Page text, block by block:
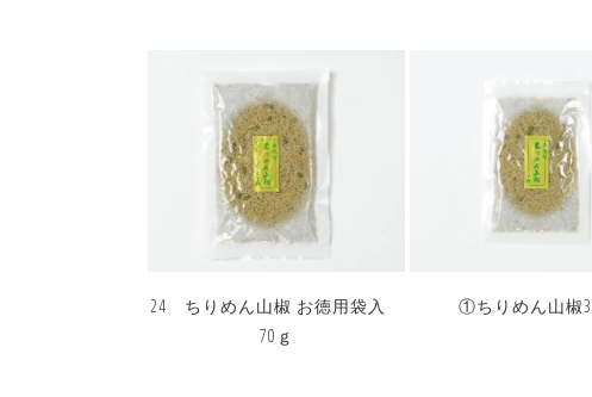
24 ちりめん山椒 お徳用袋入
70ｇ
①ちりめん山椒